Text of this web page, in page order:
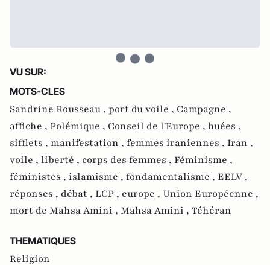
VU SUR:
MOTS-CLES
Sandrine Rousseau , port du voile , Campagne ,
affiche , Polémique , Conseil de l'Europe , huées ,
sifflets , manifestation , femmes iraniennes , Iran ,
voile , liberté , corps des femmes , Féminisme ,
féministes , islamisme , fondamentalisme , EELV ,
réponses , débat , LCP , europe , Union Européenne ,
mort de Mahsa Amini , Mahsa Amini , Téhéran
THEMATIQUES
Religion